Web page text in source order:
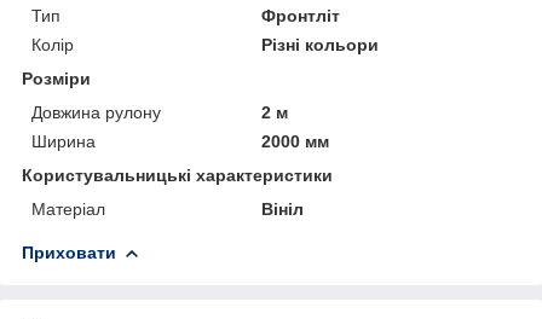
Тип
Фронтліт
Колір
Різні кольори
Розміри
Довжина рулону
2 м
Ширина
2000 мм
Користувальницькі характеристики
Матеріал
Вініл
Приховати